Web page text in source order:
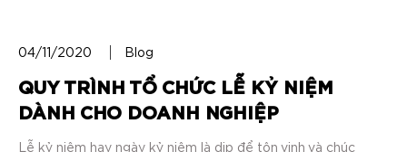
04/11/2020 Blog
QUY TRÌNH TỔ CHỨC LỄ KỶ NIỆM
DÀNH CHO DOANH NGHIỆP
Lễ kỷ niệm hay ngày kỷ niệm là dịp để tôn vinh và chúc